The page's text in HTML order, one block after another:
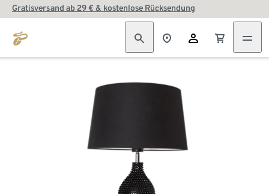
Gratisversand ab 29 € & kostenlose Rücksendung